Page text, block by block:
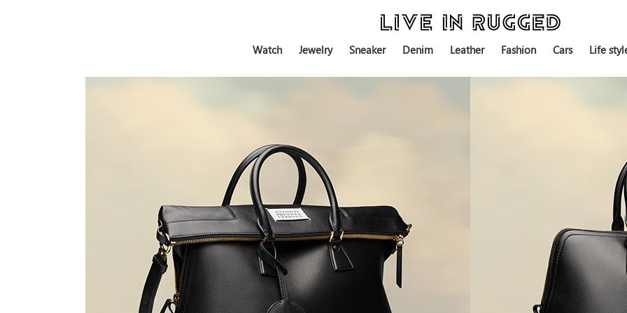
Watch Jewelry Sneaker Denim Leather Fashion Cars Life